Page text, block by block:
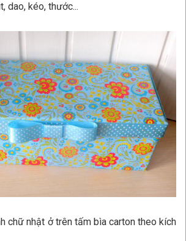
dao, kéo, thước...
chữ nhật ở trên tấm bìa carton theo kích